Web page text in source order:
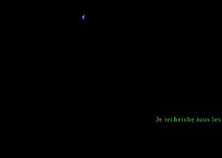
Je recherche tous